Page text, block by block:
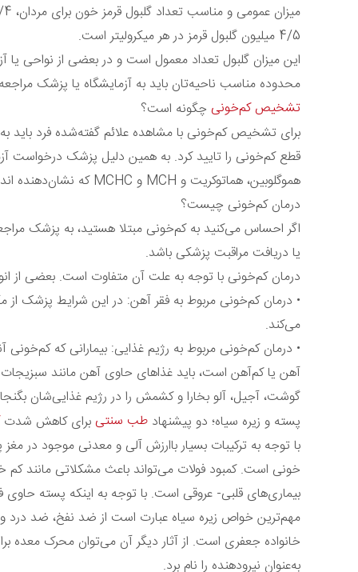
4/5 میلیون گلبول قرمز در هر میکرولیتر است.
این میزان گلبول تعداد معمول است و در بعضی از نواحی یا
محدوده مناسب ناحیه‌تان باید به آزمایشگاه یا پزشک
تشخیص کم‌خونی چگونه است؟
برای تشخیص کم‌خونی با مشاهده علائم گفته‌شده فرد باید
هموگلوبین، هماتوکریت و MCH و MCHC که نشان‌دهنده اندازه گلبول‌ها و غلظت هموگلوبین آنهاست، درخواست می‌شود.
درمان کم‌خونی چیست؟
اگر احساس می‌کنید به کم‌خونی مبتلا هستید، به پزشک
یا دریافت مراقبت پزشکی باشد.
درمان کم‌خونی با توجه به علت آن متفاوت است. بعضی از
• درمان کم‌خونی مربوط به فقر آهن: در این شرایط پزشک
می‌کند.
• درمان کم‌خونی مربوط به رژیم غذایی: بیمارانی که کم‌خونی
آهن یا کم‌آهن است، باید غذاهای حاوی آهن مانند سبزیجات
گوشت، آجیل، آلو بخارا و کشمش را در رژیم غذایی‌شان
پسته و زیره سیاه؛ دو پیشنهاد طب سنتی برای کاهش شدت
با توجه به ترکیبات بسیار باارزش آلی و معدنی موجود
خونی است. کمبود فولات می‌تواند باعث مشکلاتی مانند کم
بیماری‌های قلبی- عروقی است. با توجه به اینکه پسته
مهم‌ترین خواص زیره سیاه عبارت است از ضد نفخ، ضد درد و
خانواده جعفری است. از آثار دیگر آن می‌توان محرک معده
به‌عنوان نیرودهنده را نام برد.